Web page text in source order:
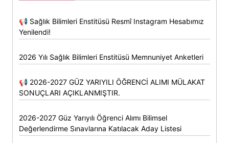
📢 Sağlık Bilimleri Enstitüsü Resmî Instagram Hesabımız
Yenilendi!
2026 Yılı Sağlık Bilimleri Enstitüsü Memnuniyet Anketleri
📢 2026-2027 GÜZ YARIYILI ÖĞRENCİ ALIMI MÜLAKAT
SONUÇLARI AÇIKLANMIŞTIR.
2026-2027 Güz Yarıyılı Öğrenci Alımı Bilimsel
Değerlendirme Sınavlarına Katılacak Aday Listesi